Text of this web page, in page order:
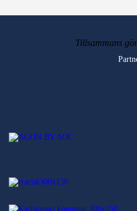
Tillsammans